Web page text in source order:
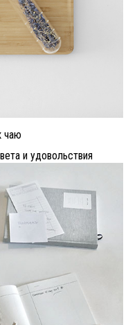
чаю
и удовольствия